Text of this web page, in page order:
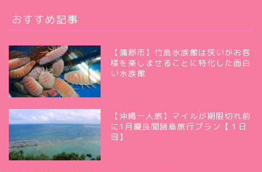
おすすめ記事
【蒲郡市】竹島水族館は狭いがお客
様を楽しませることに特化した面白
い水族館
【沖縄一人旅】マイルが期限切れ前
に1月慶良間諸島旅行プラン【１日
目】